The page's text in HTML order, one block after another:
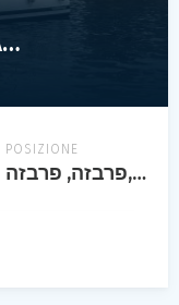
FOUNTAINE PAJOT TANNA 47
POSIZIONE
פרבזה, פרבזה, grèce